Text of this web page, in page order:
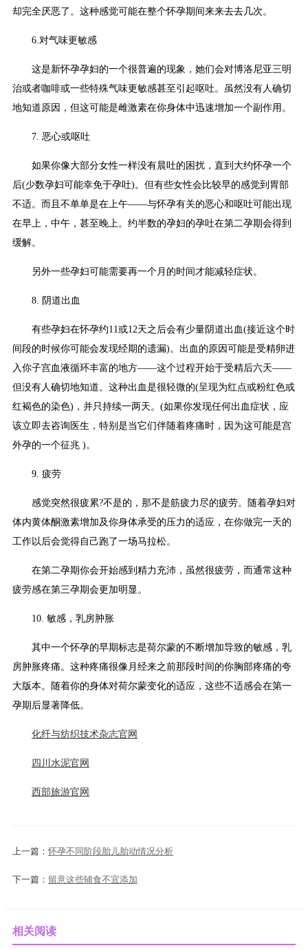
却完全厌恶了。这种感觉可能在整个怀孕期间来来去去几次。
6.对气味更敏感
这是新怀孕孕妇的一个很普遍的现象，她们会对博洛尼亚三明
治或者咖啡或一些特殊气味更敏感甚至引起呕吐。虽然没有人确切
地知道原因，但这可能是雌激素在你身体中迅速增加一个副作用。
7. 恶心或呕吐
如果你像大部分女性一样没有晨吐的困扰，直到大约怀孕一个
后(少数孕妇可能幸免于孕吐)。但有些女性会比较早的感觉到胃部
不适。而且不单单是在上午——与怀孕有关的恶心和呕吐可能出现
在早上，中午，甚至晚上。约半数的孕妇的孕吐在第二孕期会得到
缓解。
另外一些孕妇可能需要再一个月的时间才能减轻症状。
8. 阴道出血
有些孕妇在怀孕约11或12天之后会有少量阴道出血(接近这个时
间段的时候你可能会发现经期的遗漏)。出血的原因可能是受精卵进
入你子宫血液循环丰富的地方——这个过程开始于受精后六天——
但没有人确切地知道。这种出血是很轻微的(呈现为红点或粉红色或
红褐色的染色)，并只持续一两天。(如果你发现任何出血症状，应
该立即去咨询医生，特别是当它们伴随着疼痛时，因为这可能是宫
外孕的一个征兆 )。
9. 疲劳
感觉突然很疲累?不是的，那不是筋疲力尽的疲劳。随着孕妇对
体内黄体酮激素增加及你身体承受的压力的适应，在你做完一天的
工作以后会觉得自己跑了一场马拉松。
在第二孕期你会开始感到精力充沛，虽然很疲劳，而通常这种
疲劳感在第三孕期会更加明显。
10. 敏感，乳房肿胀
其中一个怀孕的早期标志是荷尔蒙的不断增加导致的敏感，乳
房肿胀疼痛。这种疼痛很像月经来之前那段时间的你胸部疼痛的夸
大版本。随着你的身体对荷尔蒙变化的适应，这些不适感会在第一
孕期后显著降低。
化纤与纺织技术杂志官网
四川水泥官网
西部旅游官网
上一篇： 怀孕不同阶段胎儿胎动情况分析
下一篇： 留意这些辅食不宜添加
相关阅读